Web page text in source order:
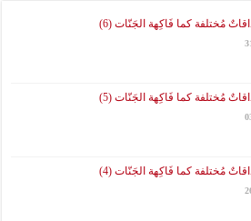
مُختلفة كما فَاكِهة الجَنّات (6)
مُختلفة كما فَاكِهة الجَنّات (5)
مُختلفة كما فَاكِهة الجَنّات (4)